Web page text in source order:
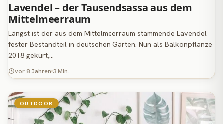
Lavendel – der Tausendsassa aus dem
Mittelmeerraum
Längst ist der aus dem Mittelmeerraum stammende Lavendel
fester Bestandteil in deutschen Gärten. Nun als Balkonpflanze
2018 gekürt,…
vor 8 Jahren 3 Min.
OUTDOOR